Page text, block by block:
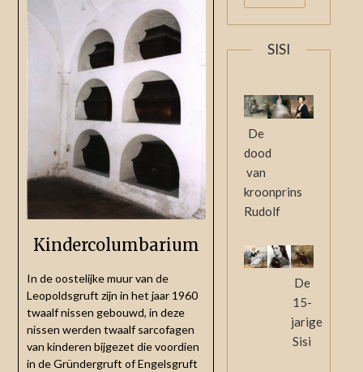
Kindercolumbarium
In de oostelijke muur van de
Leopoldsgruft zijn in het jaar 1960
twaalf nissen gebouwd, in deze
nissen werden twaalf sarcofagen
van kinderen bijgezet die voordien
in de Gründergruft of Engels­gruft
SISI
De
dood
van
kroonprins
Rudolf
De
15-
jarige
Sisi